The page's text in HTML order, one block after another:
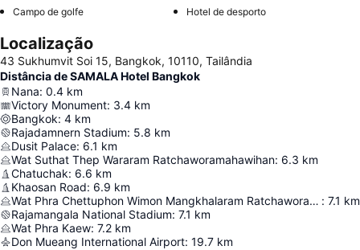
Campo de golfe Hotel de desporto
Localização
43 Sukhumvit Soi 15, Bangkok, 10110, Tailândia
Distância de SAMALA Hotel Bangkok
Nana: 0.4 km
Victory Monument: 3.4 km
Bangkok: 4 km
Rajadamnern Stadium: 5.8 km
Dusit Palace: 6.1 km
Wat Suthat Thep Wararam Ratchaworamahawihan: 6.3 km
Chatuchak: 6.6 km
Khaosan Road: 6.9 km
Wat Phra Chettuphon Wimon Mangkhalaram Ratchaworamahawihan : 7.1 km
Rajamangala National Stadium: 7.1 km
Wat Phra Kaew: 7.2 km
Don Mueang International Airport: 19.7 km